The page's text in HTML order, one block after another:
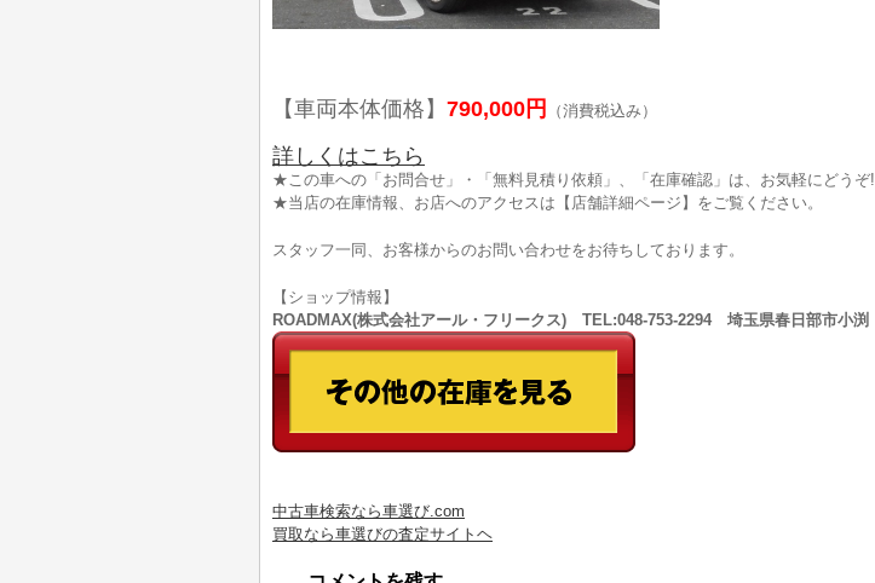
【車両本体価格】 790,000円 （消費税込み）
詳しくはこちら
★この車への「お問合せ」・「無料見積り依頼」、「在庫確認」は、お気軽にどうぞ!
★当店の在庫情報、お店へのアクセスは【店舗詳細ページ】をご覧ください。
スタッフ一同、お客様からのお問い合わせをお待ちしております。
【ショップ情報】
ROADMAX(株式会社アール・フリークス) TEL:048-753-2294 埼玉県春日部市小渕
中古車検索なら車選び.com
買取なら車選びの査定サイトヘ